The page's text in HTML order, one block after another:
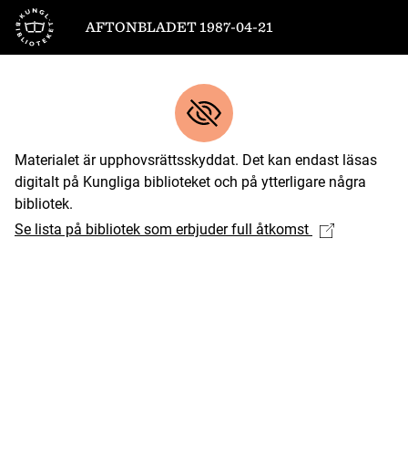
Till startsidan
AFTONBLADET 1987-04-21
Materialet är upphovsrättsskyddat. Det kan endast läsas
digitalt på Kungliga biblioteket och på ytterligare några
bibliotek.
Se lista på bibliotek som erbjuder full åtkomst